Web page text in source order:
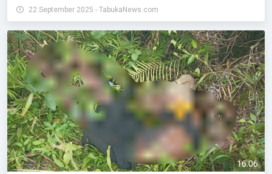
22 September 2025 - TabukaNews.com